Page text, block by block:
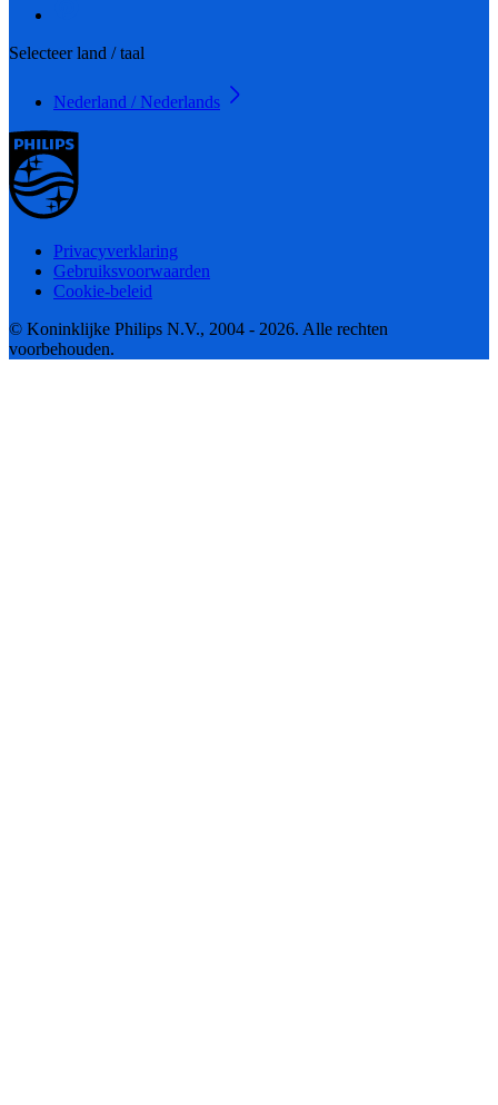
Selecteer land / taal
Nederland / Nederlands
Privacyverklaring
Gebruiksvoorwaarden
Cookie-beleid
© Koninklijke Philips N.V., 2004 - 2026. Alle rechten
voorbehouden.